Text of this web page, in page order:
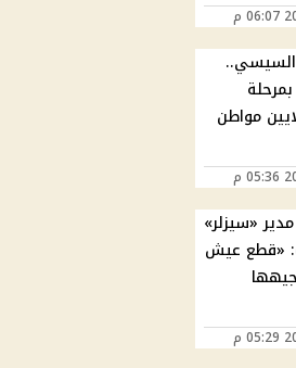
السيسي..
لدعم 3 ملايين مواطن
«سيزلر»
«قطع عيش